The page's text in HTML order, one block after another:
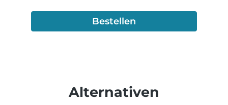
Bestellen
Produktgalerie überspringen
Alternativen